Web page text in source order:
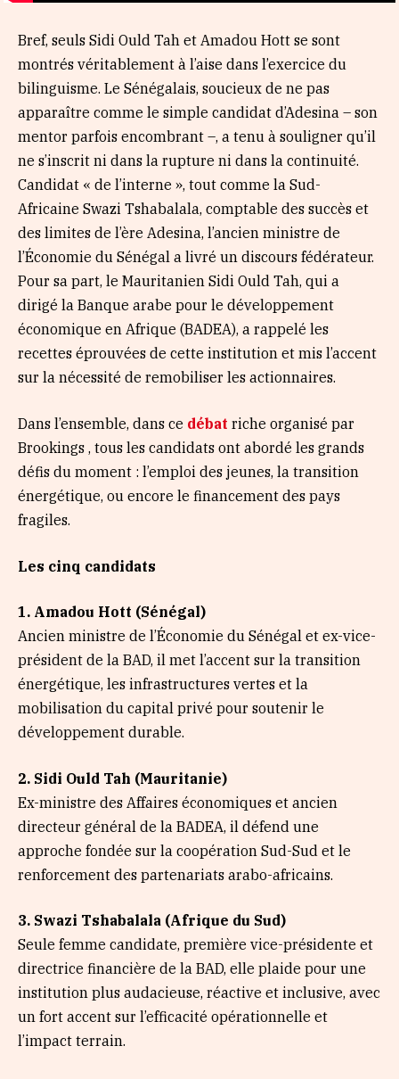
Bref, seuls Sidi Ould Tah et Amadou Hott se sont
montrés véritablement à l’aise dans l’exercice du
bilinguisme. Le Sénégalais, soucieux de ne pas
apparaître comme le simple candidat d’Adesina – son
mentor parfois encombrant –, a tenu à souligner qu’il
ne s’inscrit ni dans la rupture ni dans la continuité.
Candidat « de l’interne », tout comme la Sud-
Africaine Swazi Tshabalala, comptable des succès et
des limites de l’ère Adesina, l’ancien ministre de
l’Économie du Sénégal a livré un discours fédérateur.
Pour sa part, le Mauritanien Sidi Ould Tah, qui a
dirigé la Banque arabe pour le développement
économique en Afrique (BADEA), a rappelé les
recettes éprouvées de cette institution et mis l’accent
sur la nécessité de remobiliser les actionnaires.
Dans l’ensemble, dans ce débat riche organisé par
Brookings , tous les candidats ont abordé les grands
défis du moment : l’emploi des jeunes, la transition
énergétique, ou encore le financement des pays
fragiles.
Les cinq candidats
1. Amadou Hott (Sénégal)
Ancien ministre de l’Économie du Sénégal et ex-vice-
président de la BAD, il met l’accent sur la transition
énergétique, les infrastructures vertes et la
mobilisation du capital privé pour soutenir le
développement durable.
2. Sidi Ould Tah (Mauritanie)
Ex-ministre des Affaires économiques et ancien
directeur général de la BADEA, il défend une
approche fondée sur la coopération Sud-Sud et le
renforcement des partenariats arabo-africains.
3. Swazi Tshabalala (Afrique du Sud)
Seule femme candidate, première vice-présidente et
directrice financière de la BAD, elle plaide pour une
institution plus audacieuse, réactive et inclusive, avec
un fort accent sur l’efficacité opérationnelle et
l’impact terrain.